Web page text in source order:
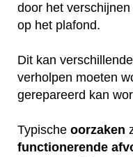
door het verschijnen
op het plafond.
Dit kan verschillende
verholpen moeten
gerepareerd kan
Typische oorzaken
functionerende